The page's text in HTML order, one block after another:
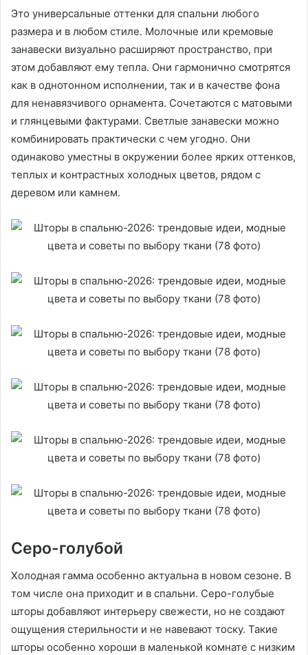
Это универсальные оттенки для спальни любого
размера и в любом стиле. Молочные или кремовые
занавески визуально расширяют пространство, при
этом добавляют ему тепла. Они гармонично смотрятся
как в однотонном исполнении, так и в качестве фона
для ненавязчивого орнамента. Сочетаются с матовыми
и глянцевыми фактурами. Светлые занавески можно
комбинировать практически с чем угодно. Они
одинаково уместны в окружении более ярких оттенков,
теплых и контрастных холодных цветов, рядом с
деревом или камнем.
Серо-голубой
Холодная гамма особенно актуальна в новом сезоне. В
том числе она приходит и в спальни. Серо-голубые
шторы добавляют интерьеру свежести, но не создают
ощущения стерильности и не навевают тоску. Такие
шторы особенно хороши в маленькой комнате с низким